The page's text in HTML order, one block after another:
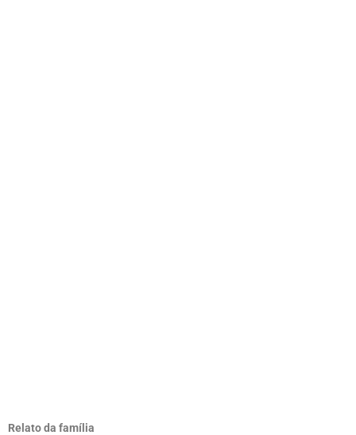
Relato da família